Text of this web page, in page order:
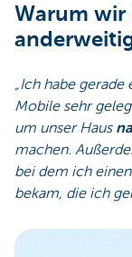
Warum wir
„Ich habe gerade
Mobile sehr
um unser Haus
machen.
bei dem ich
bekam, die ich